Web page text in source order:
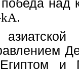
победа
.
и